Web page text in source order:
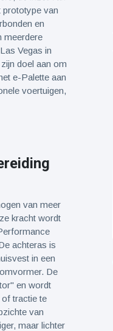
prototype van
en
meerdere
Vegas in
doel aan om
e-Palette aan
voertuigen,
van meer
kracht wordt
achteras is
in een
De
en wordt
tractie te
van
maar lichter